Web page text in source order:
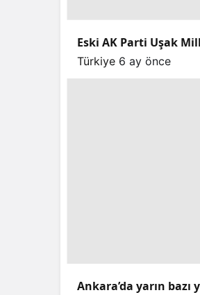
Eski AK Parti Uşak
Türkiye 6 ay önce
Ankara’da yarın